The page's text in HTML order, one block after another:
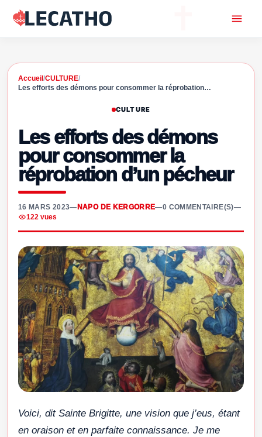
Accueil /CULTURE/
Les efforts des démons pour consommer la réprobation…
CULTURE
Les efforts des démons
pour consommer la
réprobation d’un pécheur
16 MARS 2023— NAPO DE KERGORRE—0 COMMENTAIRE(S)—
122 vues
Voici, dit Sainte Brigitte, une vision que j’eus, étant
en oraison et en parfaite connaissance. Je me